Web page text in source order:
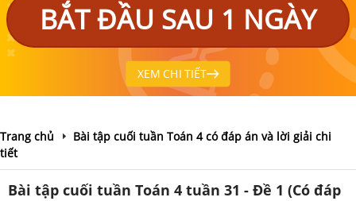
BẮT ĐẦU SAU 1 NGÀY
XEM CHI TIẾT
Trang chủ
Bài tập cuối tuần Toán 4 có đáp án và lời giải chi
tiết
Bài tập cuối tuần Toán 4 tuần 31 - Đề 1 (Có đáp